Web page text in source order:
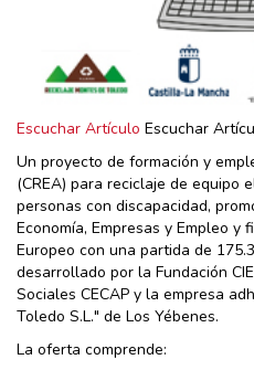
Escuchar Artículo Escuchar
Un proyecto de formación y
(CREA) para reciclaje de equipo
personas con discapacidad,
Economía, Empresas y Empleo y
Europeo con una partida de
desarrollado por la Fundación
Sociales CECAP y la empresa
Toledo S.L." de Los Yébenes.
La oferta comprende: